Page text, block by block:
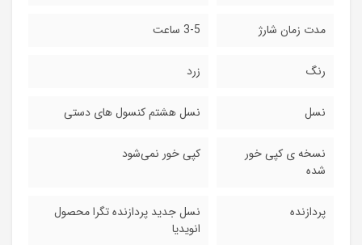
مدت زمان شارژ 3-5 ساعت
رنگ زرد
نسل نسل هشتم کنسول های دستی
نسخه ی کپی خور
شده
کپی خور نمی‌شود
پردازنده
نسل جدید پردازنده تگرا محصول
انویدیا